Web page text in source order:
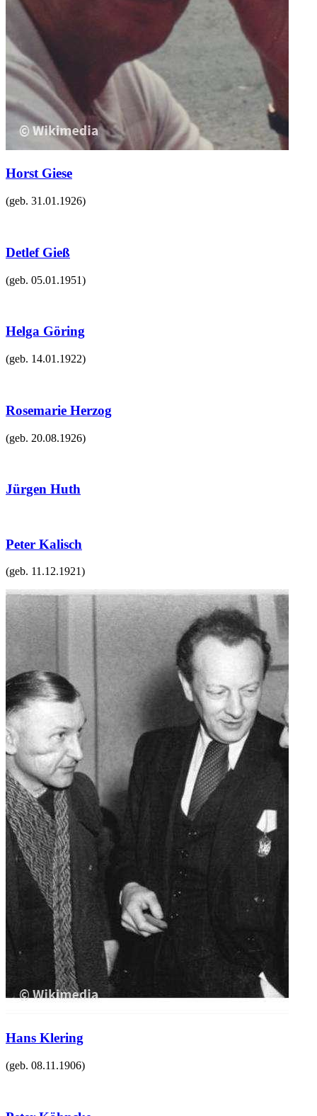
Horst Giese
(geb. 31.01.1926)
Detlef Gieß
(geb. 05.01.1951)
Helga Göring
(geb. 14.01.1922)
Rosemarie Herzog
(geb. 20.08.1926)
Jürgen Huth
Peter Kalisch
(geb. 11.12.1921)
Hans Klering
(geb. 08.11.1906)